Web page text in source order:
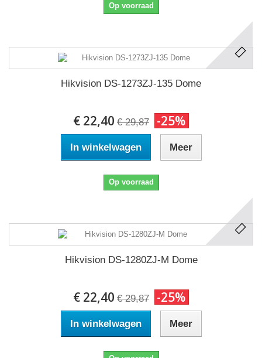
Op voorraad
Hikvision DS-1273ZJ-135 Dome
€ 22,40 € 29,87 -25%
In winkelwagen Meer
Op voorraad
Hikvision DS-1280ZJ-M Dome
€ 22,40 € 29,87 -25%
In winkelwagen Meer